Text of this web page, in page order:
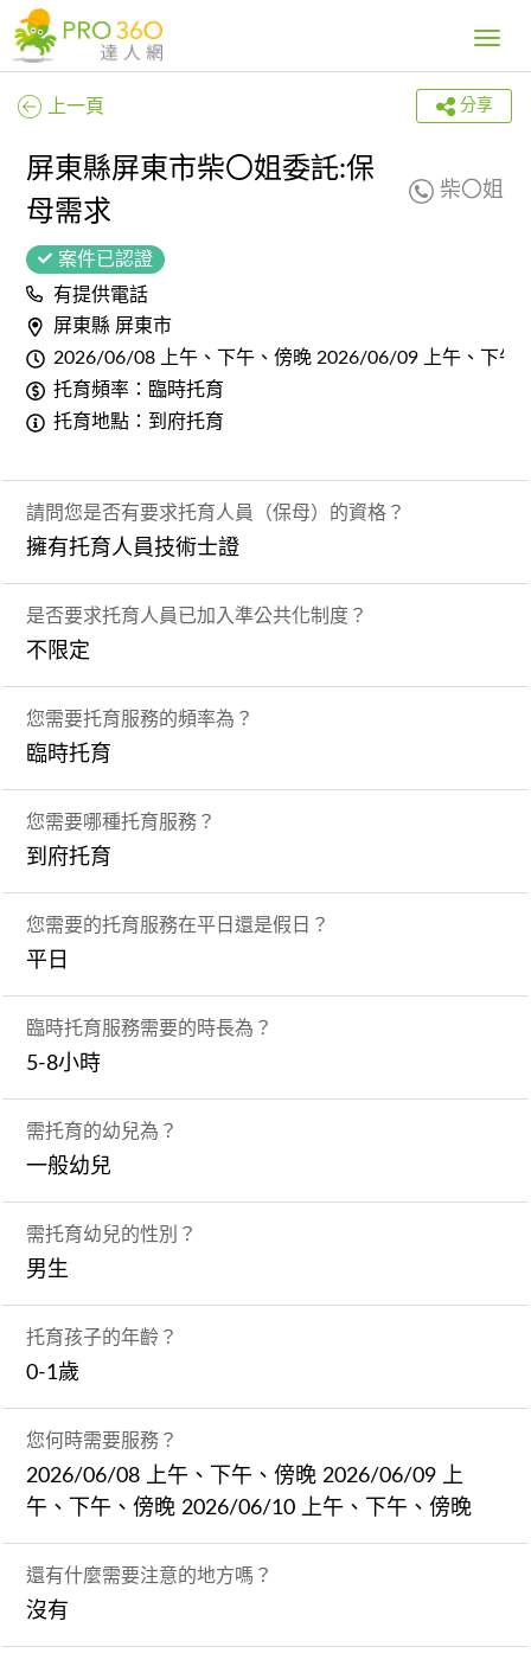
Toggle
上一頁 分享
屏東縣屏東市柴〇姐委託:保
母需求
柴〇姐
案件已認證
有提供電話
屏東縣 屏東市
2026/06/08 上午、下午、傍晚 2026/06/09 上午、下午
托育頻率：臨時托育
托育地點：到府托育
請問您是否有要求托育人員（保母）的資格？
擁有托育人員技術士證
是否要求托育人員已加入準公共化制度？
不限定
您需要托育服務的頻率為？
臨時托育
您需要哪種托育服務？
到府托育
您需要的托育服務在平日還是假日？
平日
臨時托育服務需要的時長為？
5-8小時
需托育的幼兒為？
一般幼兒
需托育幼兒的性別？
男生
托育孩子的年齡？
0-1歲
您何時需要服務？
2026/06/08 上午、下午、傍晚 2026/06/09 上
午、下午、傍晚 2026/06/10 上午、下午、傍晚
還有什麼需要注意的地方嗎？
沒有